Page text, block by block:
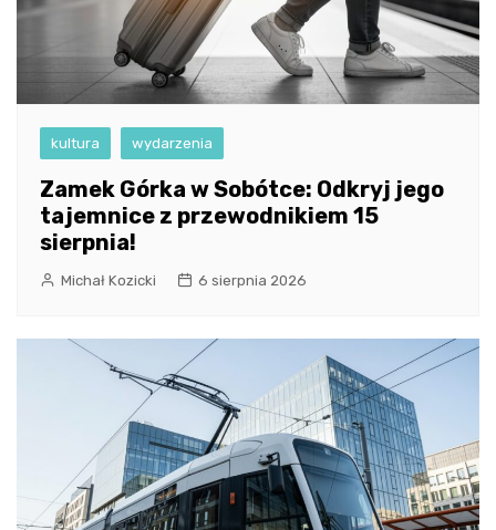
kultura wydarzenia
Zamek Górka w Sobótce: Odkryj jego
tajemnice z przewodnikiem 15
sierpnia!
Michał Kozicki 6 sierpnia 2026